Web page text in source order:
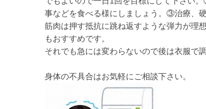
事などを食べる様にしましょう。③治療、
筋肉は押す抵抗に跳ね返すような弾力が理
もおすすめです。
それでも急には変わらないので後は衣服で
身体の不具合はお気軽にご相談下さい。